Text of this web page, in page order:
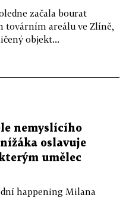
začala bourat
továrním areálu ve Zlíně,
objekt...
nemyslícího
oslavuje
umělec
happening Milana